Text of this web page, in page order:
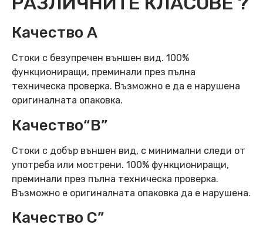
Качество А
Стоки с безупречен външен вид. 100%
функциониращи, преминали през пълна
техническа проверка. Възможно е да е нарушена
оригиналната опаковка.
Качество“B”
Стоки с добър външен вид, с минимални следи от
употреба или мострени. 100% функциониращи,
преминали през пълна техническа проверка.
Възможно е оригиналната опаковка да е нарушена.
Качество C”